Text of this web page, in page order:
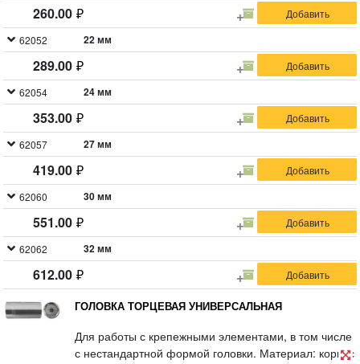
260.00
62052 22 мм
289.00
62054 24 мм
353.00
62057 27 мм
419.00
62060 30 мм
551.00
62062 32 мм
612.00
ГОЛОВКА ТОРЦЕВАЯ УНИВЕРСАЛЬНАЯ
Для работы с крепежными элементами, в том числе
с нестандартной формой головки. Материал: корпус